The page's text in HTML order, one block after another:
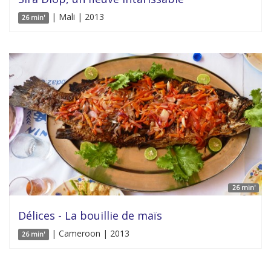
26 min' | Mali | 2013
26 min'
Délices - La bouillie de maïs
26 min' | Cameroon | 2013